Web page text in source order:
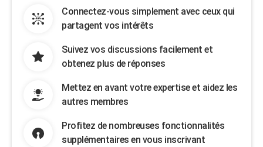
Connectez-vous simplement avec ceux qui
partagent vos intérêts
Suivez vos discussions facilement et
obtenez plus de réponses
Mettez en avant votre expertise et aidez les
autres membres
Profitez de nombreuses fonctionnalités
supplémentaires en vous inscrivant